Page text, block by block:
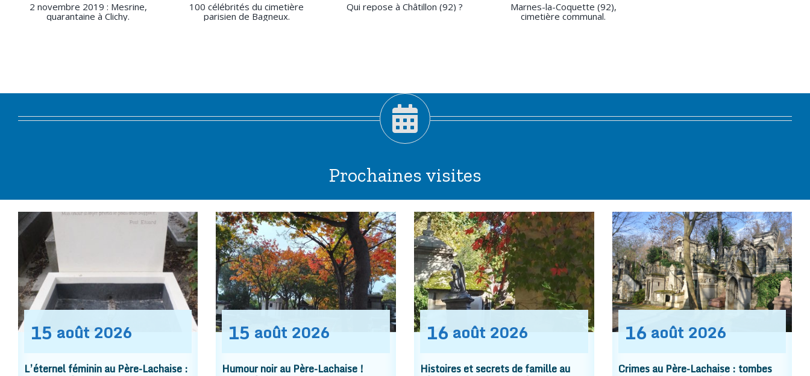
2 novembre 2019 : Mesrine,
quarantaine à Clichy.
100 célébrités du cimetière
parisien de Bagneux.
Qui repose à Châtillon (92) ?
Marnes-la-Coquette (92),
cimetière communal.
Prochaines visites
15 août 2026
L’éternel féminin au Père-Lachaise :
15 août 2026
Humour noir au Père-Lachaise !
16 août 2026
Histoires et secrets de famille au
16 août 2026
Crimes au Père-Lachaise : tombes